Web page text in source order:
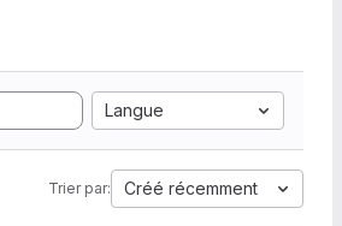
Langue
Trier par: Créé récemment